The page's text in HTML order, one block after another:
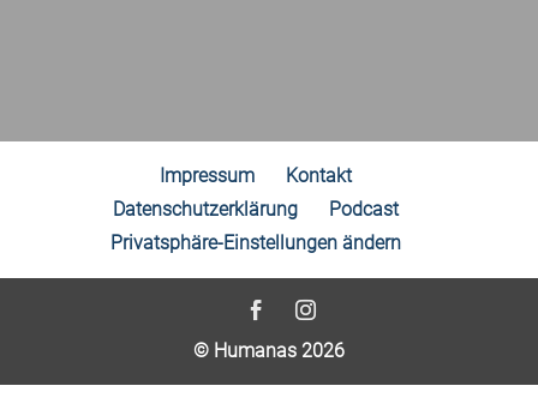
Impressum
Kontakt
Datenschutzerklärung
Podcast
Privatsphäre-Einstellungen ändern
© Humanas 2026